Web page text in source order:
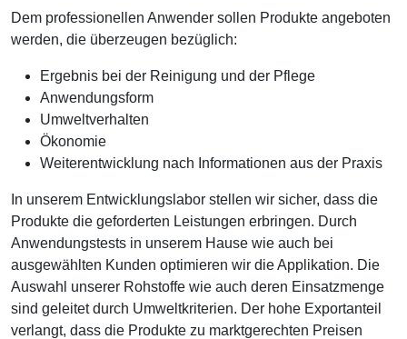
Dem professionellen Anwender sollen Produkte angeboten
werden, die überzeugen bezüglich:
Ergebnis bei der Reinigung und der Pflege
Anwendungsform
Umweltverhalten
Ökonomie
Weiterentwicklung nach Informationen aus der Praxis
In unserem Entwicklungslabor stellen wir sicher, dass die
Produkte die geforderten Leistungen erbringen. Durch
Anwendungstests in unserem Hause wie auch bei
ausgewählten Kunden optimieren wir die Applikation. Die
Auswahl unserer Rohstoffe wie auch deren Einsatzmenge
sind geleitet durch Umweltkriterien. Der hohe Exportanteil
verlangt, dass die Produkte zu marktgerechten Preisen